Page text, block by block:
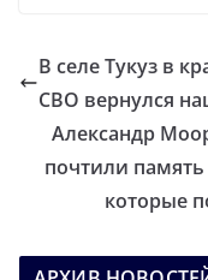
В селе Тукуз в
СВО вернулся
Александр
почтили
которые